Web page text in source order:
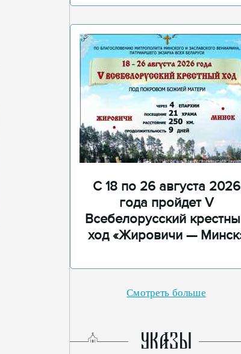
С 18 по 26 августа 2026
года пройдет V
Всебелорусский
ход «Жировичи —
Смотреть больше
УКАЗЫ